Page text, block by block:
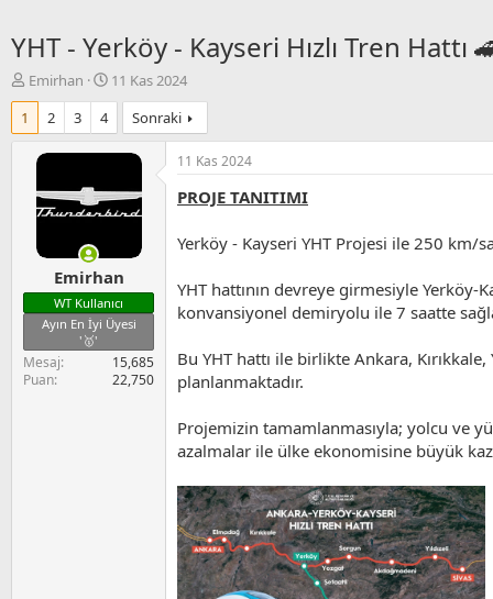
YHT - Yerköy - Kayseri Hızlı Tren Hattı
K
o
u
t
a
Emirhan
B
a
l
a
g
ı
t
a
r
i
h
i
11 Kas 2024
1
2 3 4 Sonraki
Emirhan
WT Kullanıcı
Ayın En İyi Üyesi
'🥇'
Mesaj
15,685
Puan
22,750
11 Kas 2024
PROJE TANITIMI
Yerköy - Kayseri YHT Projesi ile 250 km/
YHT hattının devreye girmesiyle
konvansiyonel demiryolu ile 7 saatte
Bu YHT hattı ile birlikte Ankara,
planlanmaktadır.
Projemizin tamamlanmasıyla; yolcu ve
azalmalar ile ülke ekonomisine büyük